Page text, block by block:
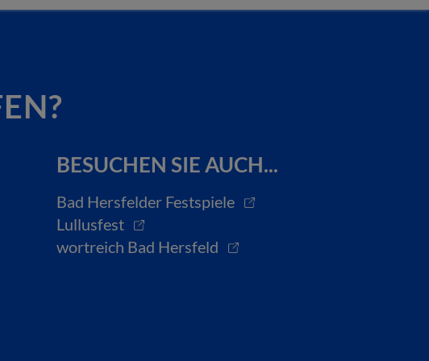
BESUCHEN SIE AUCH...
Bad Hersfelder Festspiele
Lullusfest
wortreich Bad Hersfeld